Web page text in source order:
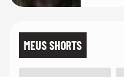
MEUS SHORTS